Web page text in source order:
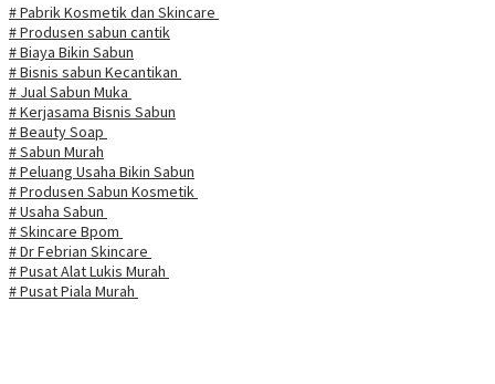
# Pabrik Kosmetik dan Skincare
# Produsen sabun cantik
# Biaya Bikin Sabun
# Bisnis sabun Kecantikan
# Jual Sabun Muka
# Kerjasama Bisnis Sabun
# Beauty Soap
# Sabun Murah
# Peluang Usaha Bikin Sabun
# Produsen Sabun Kosmetik
# Usaha Sabun
# Skincare Bpom
# Dr Febrian Skincare
# Pusat Alat Lukis Murah
# Pusat Piala Murah